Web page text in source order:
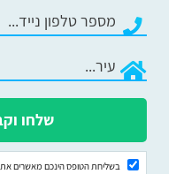
בשליחת הטופס הינכם מאשרים את